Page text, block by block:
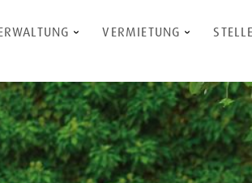
VERMIETUNG